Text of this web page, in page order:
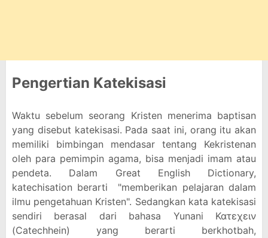
Pengertian Katekisasi
Waktu sebelum seorang Kristen menerima baptisan
yang disebut katekisasi. Pada saat ini, orang itu akan
memiliki bimbingan mendasar tentang Kekristenan
oleh para pemimpin agama, bisa menjadi imam atau
pendeta. Dalam Great English Dictionary,
katechisation berarti "memberikan pelajaran dalam
ilmu pengetahuan Kristen". Sedangkan kata katekisasi
sendiri berasal dari bahasa Yunani Κατεχειν
(Catechhein) yang berarti berkhotbah,